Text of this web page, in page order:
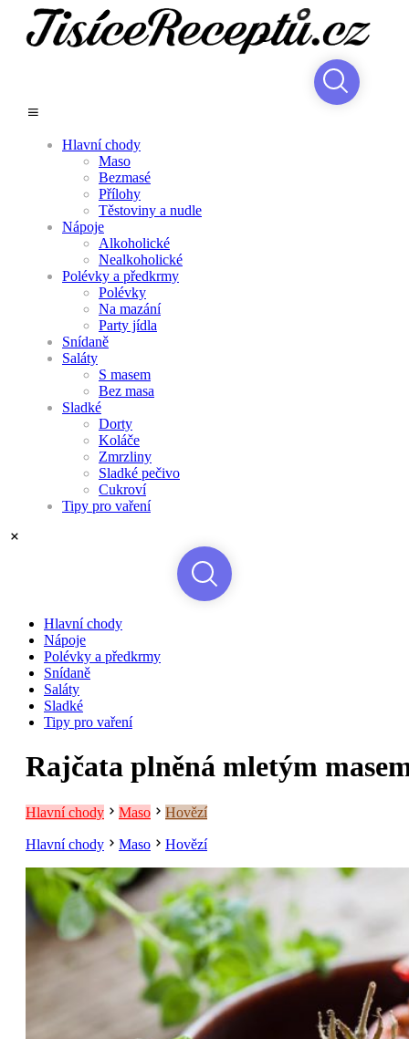
Hlavní chody
Maso
Bezmasé
Přílohy
Těstoviny a nudle
Nápoje
Alkoholické
Nealkoholické
Polévky a předkrmy
Polévky
Na mazání
Party jídla
Snídaně
Saláty
S masem
Bez masa
Sladké
Dorty
Koláče
Zmrzliny
Sladké pečivo
Cukroví
Tipy pro vaření
Hlavní chody
Nápoje
Polévky a předkrmy
Snídaně
Saláty
Sladké
Tipy pro vaření
Rajčata plněná mletým
Hlavní chody Maso Hovězí
Hlavní chody Maso Hovězí